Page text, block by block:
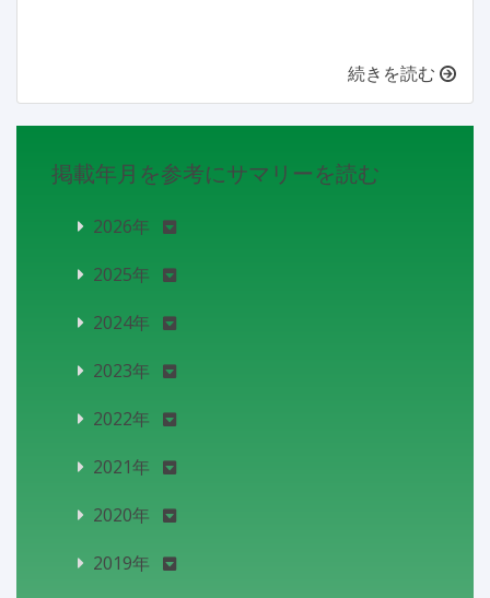
続きを読む
掲載年月を参考にサマリーを読む
2026年
2025年
2024年
2023年
2022年
2021年
2020年
2019年